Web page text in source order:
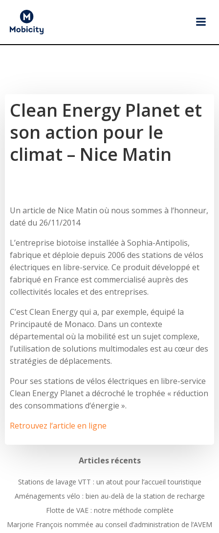
Clean Energy Planet et
son action pour le
climat – Nice Matin
Un article de Nice Matin où nous sommes à l‘honneur,
daté du 26/11/2014
L’entreprise biotoise installée à Sophia-Antipolis,
fabrique et déploie depuis 2006 des stations de vélos
électriques en libre-service. Ce produit développé et
fabriqué en France est commercialisé auprès des
collectivités locales et des entreprises.
C’est Clean Energy qui a, par exemple, équipé la
Principauté de Monaco. Dans un contexte
départemental où la mobilité est un sujet complexe,
l’utilisation de solutions multimodales est au cœur des
stratégies de déplacements.
Pour ses stations de vélos électriques en libre-service
Clean Energy Planet a décroché le trophée « réduction
des consommations d‘énergie ».
Retrouvez l‘article en ligne
Articles récents
Stations de lavage VTT : un atout pour l’accueil touristique
Aménagements vélo : bien au-delà de la station de recharge
Flotte de VAE : notre méthode complète
Marjorie François nommée au conseil d’administration de l’AVEM